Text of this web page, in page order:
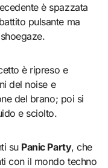
è spazzata
pulsante ma
è ripreso e
del noise e
del brano; poi si
e sciolto.
su Panic Party, che
con il mondo techno